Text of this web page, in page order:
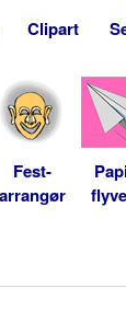
Clipart
Fest-
arrangør